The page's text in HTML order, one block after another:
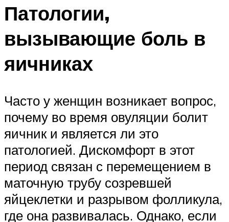
Патологии,
вызывающие боль в
яичниках
Часто у женщин возникает вопрос,
почему во время овуляции болит
яичник и является ли это
патологией. Дискомфорт в этот
период связан с перемещением в
маточную трубу созревшей
яйцеклетки и разрывом фолликула,
где она развивалась. Однако, если